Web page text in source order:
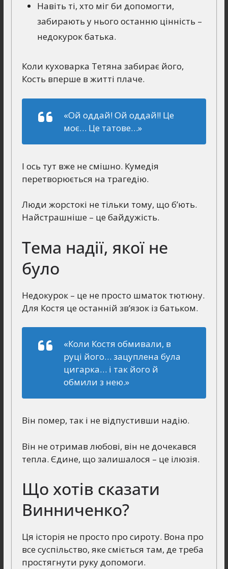
Навіть ті, хто міг би допомогти,
забирають у нього останню цінність –
недокурок батька.
Коли куховарка Тетяна забирає його,
Кость вперше в житті плаче.
«Ой оддай! Ой оддай!! Це
моє… Це татове…»
І ось тут вже не смішно. Кумедія
перетворюється на трагедію.
Люди жорстокі не тільки тому, що б’ють.
Найстрашніше – це байдужість.
Тема надії, якої не
було
Недокурок – це не просто шматок тютюну.
Для Костя це останній зв’язок із батьком.
«Коли Костя обмивали, в
руці його… зацуплена була
цигарка… і так його й
обмили з нею.»
Він помер, так і не відпустивши надію.
Він не отримав любові, він не дочекався
тепла. Єдине, що залишалося – це ілюзія.
Що хотів сказати
Винниченко?
Ця історія не просто про сироту. Вона про
все суспільство, яке сміється там, де треба
простягнути руку допомоги.